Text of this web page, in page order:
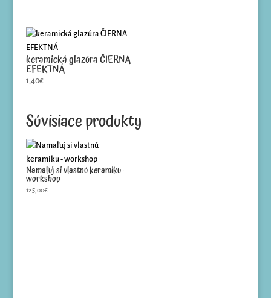
keramická glazúra ČIERNA
EFEKTNÁ
1,40€
Súvisiace produkty
Namaľuj si vlastnú keramiku –
workshop
125,00€